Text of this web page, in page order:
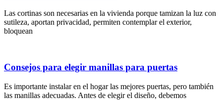
Las cortinas son necesarias en la vivienda porque tamizan la luz con
sutileza, aportan privacidad, permiten contemplar el exterior,
bloquean
Consejos para elegir manillas para puertas
Es importante instalar en el hogar las mejores puertas, pero también
las manillas adecuadas. Antes de elegir el diseño, debemos